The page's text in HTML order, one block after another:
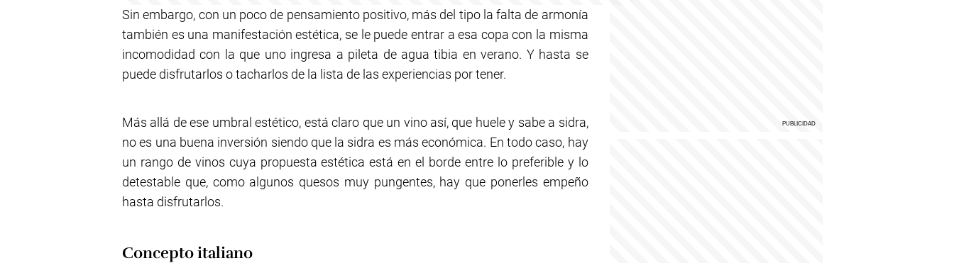
Sin embargo, con un poco de pensamiento positivo, más del tipo la falta de armonía
también es una manifestación estética, se le puede entrar a esa copa con la misma
incomodidad con la que uno ingresa a pileta de agua tibia en verano. Y hasta se
puede disfrutarlos o tacharlos de la lista de las experiencias por tener.
Más allá de ese umbral estético, está claro que un vino así, que huele y sabe a sidra,
no es una buena inversión siendo que la sidra es más económica. En todo caso, hay
un rango de vinos cuya propuesta estética está en el borde entre lo preferible y lo
detestable que, como algunos quesos muy pungentes, hay que ponerles empeño
hasta disfrutarlos.
Concepto italiano